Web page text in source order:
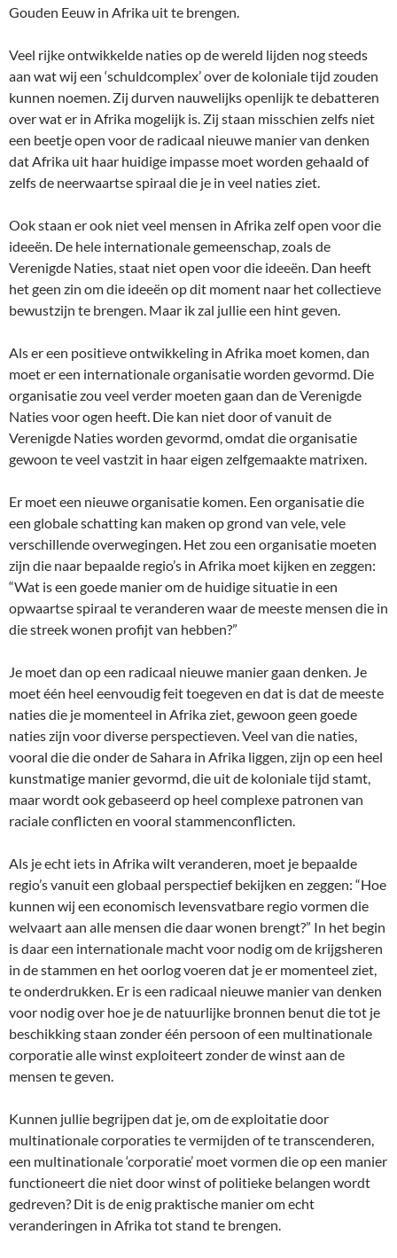
Gouden Eeuw in Afrika uit te brengen.
Veel rijke ontwikkelde naties op de wereld lijden nog steeds
aan wat wij een ‘schuldcomplex’ over de koloniale tijd zouden
kunnen noemen. Zij durven nauwelijks openlijk te debatteren
over wat er in Afrika mogelijk is. Zij staan misschien zelfs niet
een beetje open voor de radicaal nieuwe manier van denken
dat Afrika uit haar huidige impasse moet worden gehaald of
zelfs de neerwaartse spiraal die je in veel naties ziet.
Ook staan er ook niet veel mensen in Afrika zelf open voor die
ideeën. De hele internationale gemeenschap, zoals de
Verenigde Naties, staat niet open voor die ideeën. Dan heeft
het geen zin om die ideeën op dit moment naar het collectieve
bewustzijn te brengen. Maar ik zal jullie een hint geven.
Als er een positieve ontwikkeling in Afrika moet komen, dan
moet er een internationale organisatie worden gevormd. Die
organisatie zou veel verder moeten gaan dan de Verenigde
Naties voor ogen heeft. Die kan niet door of vanuit de
Verenigde Naties worden gevormd, omdat die organisatie
gewoon te veel vastzit in haar eigen zelfgemaakte matrixen.
Er moet een nieuwe organisatie komen. Een organisatie die
een globale schatting kan maken op grond van vele, vele
verschillende overwegingen. Het zou een organisatie moeten
zijn die naar bepaalde regio’s in Afrika moet kijken en zeggen:
“Wat is een goede manier om de huidige situatie in een
opwaartse spiraal te veranderen waar de meeste mensen die in
die streek wonen profijt van hebben?”
Je moet dan op een radicaal nieuwe manier gaan denken. Je
moet één heel eenvoudig feit toegeven en dat is dat de meeste
naties die je momenteel in Afrika ziet, gewoon geen goede
naties zijn voor diverse perspectieven. Veel van die naties,
vooral die die onder de Sahara in Afrika liggen, zijn op een heel
kunstmatige manier gevormd, die uit de koloniale tijd stamt,
maar wordt ook gebaseerd op heel complexe patronen van
raciale conflicten en vooral stammenconflicten.
Als je echt iets in Afrika wilt veranderen, moet je bepaalde
regio’s vanuit een globaal perspectief bekijken en zeggen: “Hoe
kunnen wij een economisch levensvatbare regio vormen die
welvaart aan alle mensen die daar wonen brengt?” In het begin
is daar een internationale macht voor nodig om de krijgsheren
in de stammen en het oorlog voeren dat je er momenteel ziet,
te onderdrukken. Er is een radicaal nieuwe manier van denken
voor nodig over hoe je de natuurlijke bronnen benut die tot je
beschikking staan zonder één persoon of een multinationale
corporatie alle winst exploiteert zonder de winst aan de
mensen te geven.
Kunnen jullie begrijpen dat je, om de exploitatie door
multinationale corporaties te vermijden of te transcenderen,
een multinationale ‘corporatie’ moet vormen die op een manier
functioneert die niet door winst of politieke belangen wordt
gedreven? Dit is de enig praktische manier om echt
veranderingen in Afrika tot stand te brengen.